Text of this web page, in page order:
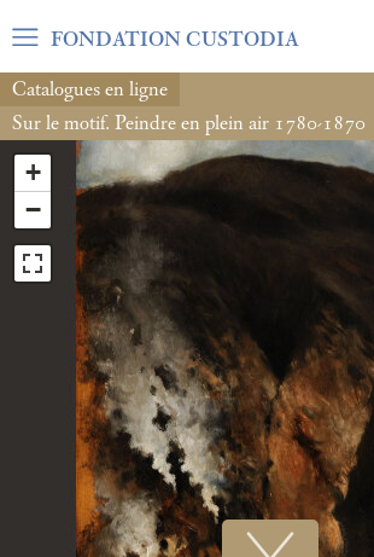
FONDATION CUSTODIA
Catalogues en ligne
Sur le motif. Peindre en plein air 1780-1870
+
−